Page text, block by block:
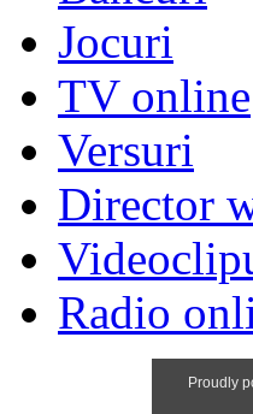
Jocuri
TV online
Versuri
Director
Radio